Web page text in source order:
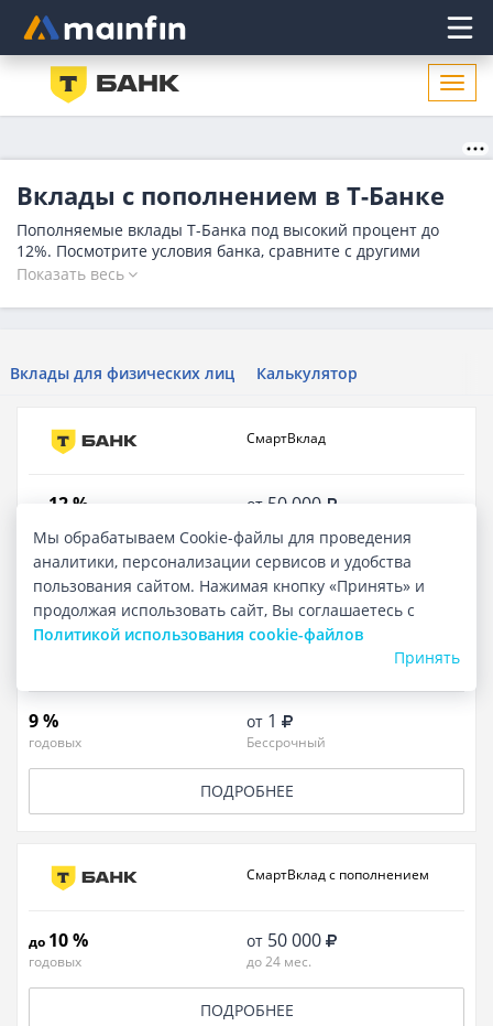
Главное меню
Вклады с пополнением в Т-Банке
Пополняемые вклады Т-Банка под высокий процент до
12%. Посмотрите условия банка, сравните с другими
предложениями, рассчитайте ежемесячную доходность
оставьте онлайн-заявку на нашем сайте.
Показать весь
Вклады для физических лиц Калькулятор
СмартВклад
12 % от 50 000
ПОДАТЬ ЗАЯВКУ
Вклад Накопительный счет
9 %
годовых
от 1
Бессрочный
ПОДРОБНЕЕ
СмартВклад с пополнением
до 10 %
годовых
от 50 000
до 24 мес.
ПОДРОБНЕЕ
Мы обрабатываем Cookie-файлы для проведения
аналитики, персонализации сервисов и удобства
пользования сайтом. Нажимая кнопку «Принять» и
продолжая использовать сайт, Вы соглашаетесь с
Политикой использования cookie-файлов
Принять